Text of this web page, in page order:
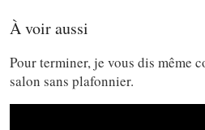
À voir aussi
Pour terminer, je vous dis même
salon sans plafonnier.